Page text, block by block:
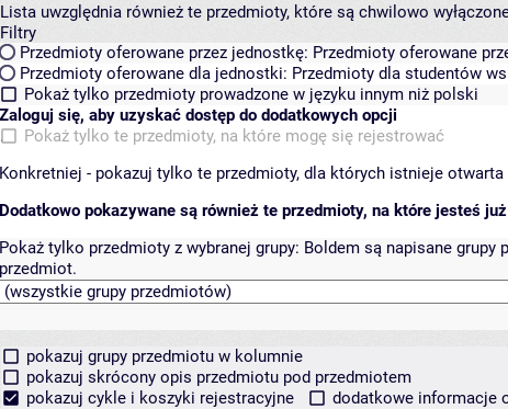
Lista uwzględnia również te przedmioty, które są chwilowo
Filtry
Przedmioty oferowane przez jednostkę: Przedmioty oferowane
Przedmioty oferowane dla jednostki: Przedmioty dla studentów
Pokaż tylko przedmioty prowadzone w języku innym niż polski
Zaloguj się, aby uzyskać dostęp do dodatkowych opcji
Pokaż tylko te przedmioty, na które mogę się rejestrować
Konkretniej - pokazuj tylko te przedmioty, dla których istnieje
Dodatkowo pokazywane są również te przedmioty, na które jesteś
Pokaż tylko przedmioty z wybranej grupy: Boldem są napisane
przedmiot.
pokazuj grupy przedmiotu w kolumnie
pokazuj skrócony opis przedmiotu pod przedmiotem
pokazuj cykle i koszyki rejestracyjne
dodatkowe informacje